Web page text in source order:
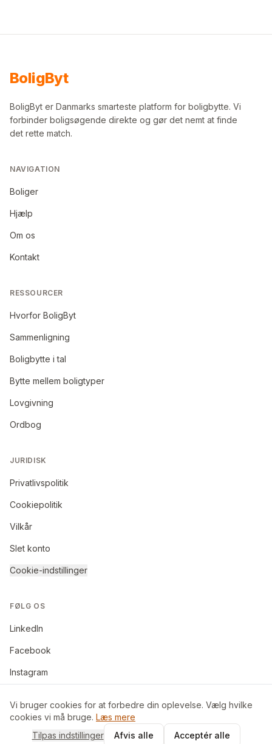
BoligByt
BoligByt er Danmarks smarteste platform for boligbytte. Vi
forbinder boligsøgende direkte og gør det nemt at finde
det rette match.
NAVIGATION
Boliger
Hjælp
Om os
Kontakt
RESSOURCER
Hvorfor BoligByt
Sammenligning
Boligbytte i tal
Bytte mellem boligtyper
Lovgivning
Ordbog
JURIDISK
Privatlivspolitik
Cookiepolitik
Vilkår
Slet konto
Cookie-indstillinger
FØLG OS
LinkedIn
Facebook
Instagram
©2026BoligByt ApS. Alle rettigheder forbeholdes.
Vi bruger cookies for at forbedre din oplevelse. Vælg hvilke
cookies vi må bruge. Læs mere
Tilpas indstillinger
Afvis alle Acceptér alle